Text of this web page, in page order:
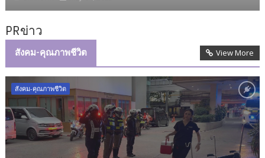
PRข่าว
สังคม-คุณภาพชีวิต View More
สังคม-คุณภาพชีวิต